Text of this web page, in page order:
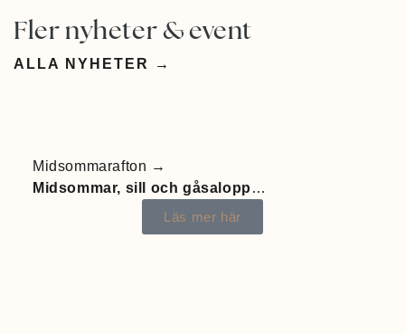
Fler nyheter & event
ALLA NYHETER →
Midsommarafton →
Midsommar, sill och gåsalopp …
Läs mer här